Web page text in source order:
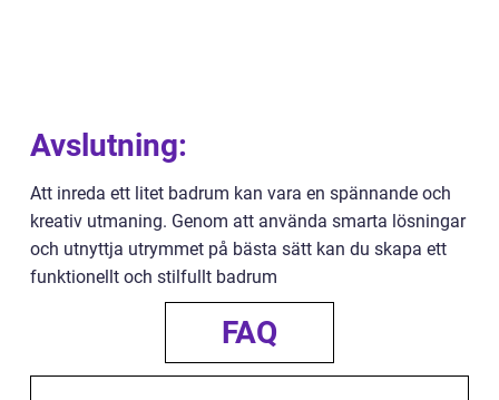
Avslutning:
Att inreda ett litet badrum kan vara en spännande och
kreativ utmaning. Genom att använda smarta lösningar
och utnyttja utrymmet på bästa sätt kan du skapa ett
funktionellt och stilfullt badrum
FAQ